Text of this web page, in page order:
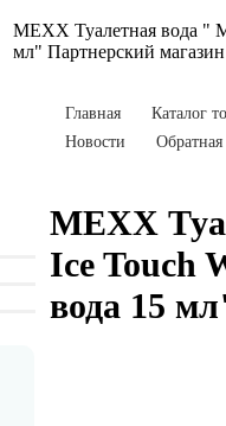
MEXX Туалетная вода "
мл" Партнерский
Главная
Каталог
Новости
Обратная
MEXX
Ice Touch
вода 15